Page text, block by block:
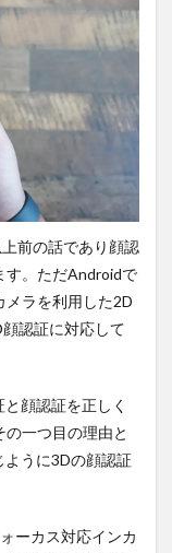
前の話であり顔認
す。ただAndroidで
メラを利用した2D
認証に対応して
顔認証を正しく
一つ目の理由と
ように3Dの顔認証
ーカス対応インカ